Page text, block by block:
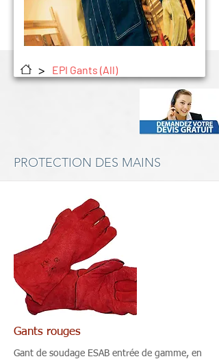
> EPI Gants (All)
PROTECTION DES MAINS
Gants rouges
Gant de soudage ESAB entrée de gamme, en